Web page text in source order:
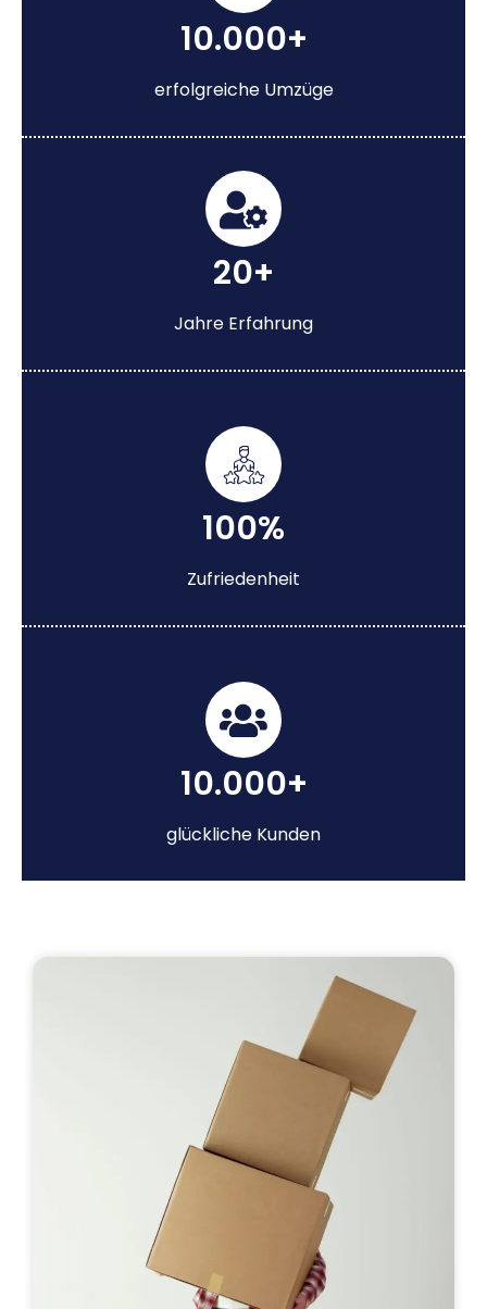
10.000+
erfolgreiche Umzüge
20+
Jahre Erfahrung
100%
Zufriedenheit
10.000+
glückliche Kunden